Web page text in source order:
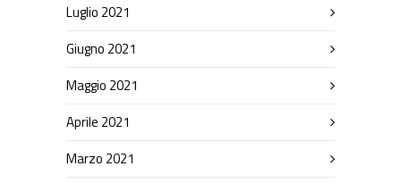
Luglio 2021
Giugno 2021
Maggio 2021
Aprile 2021
Marzo 2021